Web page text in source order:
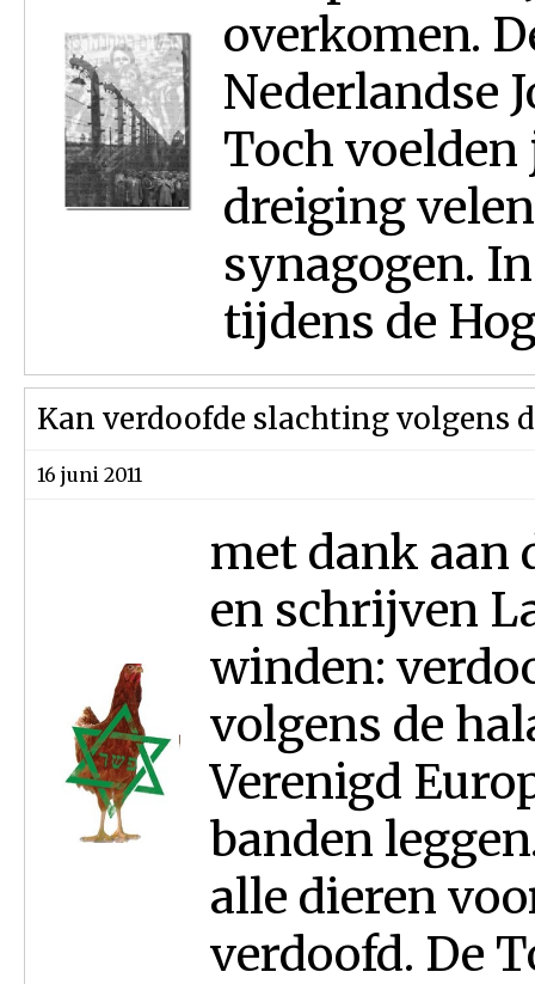
overkomen.
Nederlandse
Toch
dreiging
synagogen.
tijdens de
Kan verdoofde slachting volgens
16 juni 2011
met dank aan
en schrijven
winden:
volgens de
Verenigd
banden
alle dieren
verdoofd. De